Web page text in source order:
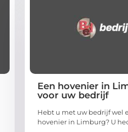
Een hovenier in
voor uw bedrijf
Hebt u met uw bedrijf wel
hovenier in Limburg? U